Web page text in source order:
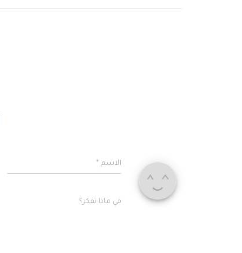
الاسم *
في ماذا تفكر؟